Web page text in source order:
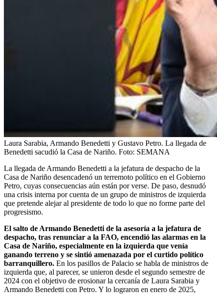
Laura Sarabia, Armando Benedetti y Gustavo Petro. La llegada de
Benedetti sacudió la Casa de Nariño. Foto: SEMANA
La llegada de Armando Benedetti a la jefatura de despacho de la
Casa de Nariño desencadenó un terremoto político en el Gobierno
Petro, cuyas consecuencias aún están por verse. De paso, desnudó
una crisis interna por cuenta de un grupo de ministros de izquierda
que pretende alejar al presidente de todo lo que no forme parte del
progresismo.
El salto de Armando Benedetti de la asesoría a la jefatura de
despacho, tras renunciar a la FAO, encendió las alarmas en la
Casa de Nariño, especialmente en la izquierda que venía
ganando terreno y se sintió amenazada por el curtido político
barranquillero. En los pasillos de Palacio se habla de ministros de
izquierda que, al parecer, se unieron desde el segundo semestre de
2024 con el objetivo de erosionar la cercanía de Laura Sarabia y
Armando Benedetti con Petro. Y lo lograron en enero de 2025,